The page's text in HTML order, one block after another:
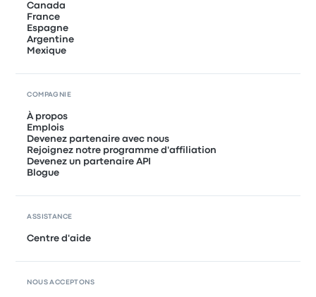
Canada
France
Espagne
Argentine
Mexique
COMPAGNIE
À propos
Emplois
Devenez partenaire avec nous
Rejoignez notre programme d'affiliation
Devenez un partenaire API
Blogue
ASSISTANCE
Centre d'aide
NOUS ACCEPTONS